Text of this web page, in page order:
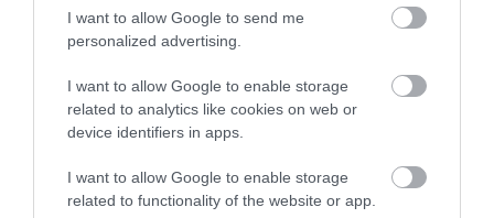
I want to allow Google to send me
personalized advertising.
I want to allow Google to enable storage
related to analytics like cookies on web or
device identifiers in apps.
I want to allow Google to enable storage
related to functionality of the website or app.
ÁDER NEM MEGY LENGYELORSZÁGBA A LENGYEL-MAGYAR
BARÁTSÁG NAPJÁN, ELMARAD AZ EGÉSZ PROGRAM
2022. március 18|Mindenki ügye
IV. Béla Árpád-házi királyunk leánya, Szent Kinga szobrát avatta
volna fel március 23-án a dél-lengyelországi Bochnia városában
közösen Áder János magyar és Andrzej Duda lengyel
ELMARADHAT A BUDAPESTI V4-ES TALÁLKOZÓ, ÚJABB LENGYEL